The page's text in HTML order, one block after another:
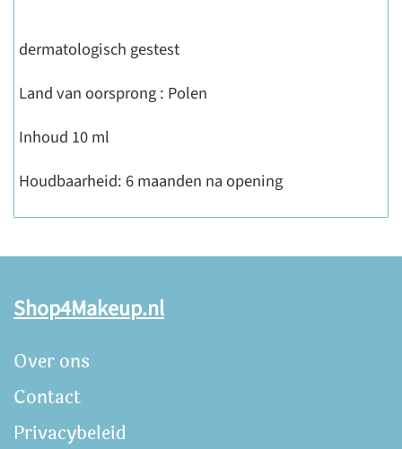
dermatologisch gestest
Land van oorsprong : Polen
Inhoud 10 ml
Houdbaarheid: 6 maanden na opening
Shop4Makeup.nl
Over ons
Contact
Privacybeleid